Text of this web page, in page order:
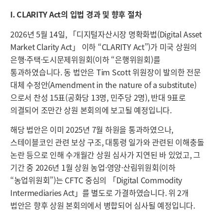
I. CLARITY Act의 입법 경과 및 향후 절차
2026년 5월 14일, 「디지털자산시장 명확화법(Digital Asset
Market Clarity Act」 이하 “CLARITY Act”)가 미국 상원의
은행·주택·도시문제위원회(이하 “은행위원회)를
통과하였습니다. 동 법안은 Tim Scott 위원장이 발의한 전문
대체 수정안(Amendment in the nature of a substitute)
으로서 찬성 15표(공화당 13명, 민주당 2명), 반대 9표로
의결되어 조만간 상원 본회의에 보고될 예정입니다.
해당 법안은 이미 2025년 7월 하원을 통과하였으나,
스테이블코인 관련 보상 구조, 대통령 일가와 관련된 이해충돌
논란 등으로 인해 수개월간 상원 심사가 지연된 바 있었고, 그
기간 중 2026년 1월 상원 농업·영양·산림위원회(이하
“농업위원회”)는 CFTC 중심의 「Digital Commodity
Intermediaries Act」를 별도로 가결하였습니다. 위 2개
법안은 향후 상원 본회의에서 병합되어 심사될 예정입니다.